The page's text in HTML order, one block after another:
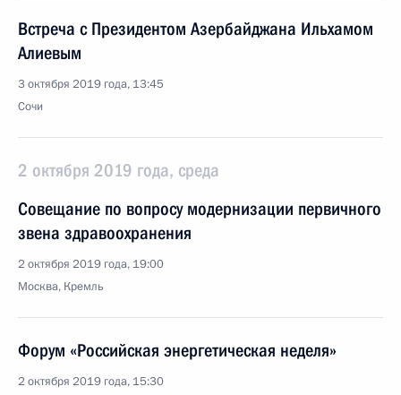
Встреча с Президентом Азербайджана Ильхамом
Алиевым
3 октября 2019 года, 13:45
Сочи
2 октября 2019 года, среда
Совещание по вопросу модернизации первичного
звена здравоохранения
2 октября 2019 года, 19:00
Москва, Кремль
Форум «Российская энергетическая неделя»
2 октября 2019 года, 15:30